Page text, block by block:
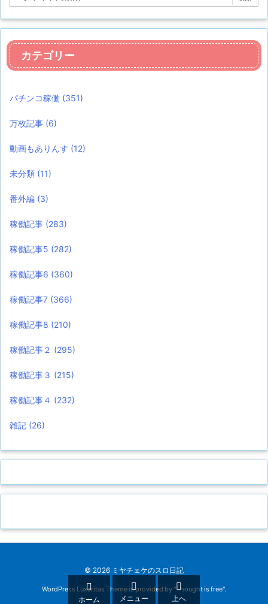
カテゴリー
パチンコ稼働 (351)
万枚記事 (6)
動画もありんす (12)
未分類 (11)
番外編 (3)
稼働記事 (283)
稼働記事5 (282)
稼働記事6 (360)
稼働記事7 (366)
稼働記事8 (210)
稼働記事２ (295)
稼働記事３ (215)
稼働記事４ (232)
雑記 (26)
© 2026 ミヤチェケのスロ日記
WordPress Luxeritas Theme is provided by "Thought is free".

ホーム

メニュー

上へ